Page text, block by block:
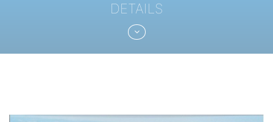
DETAILS